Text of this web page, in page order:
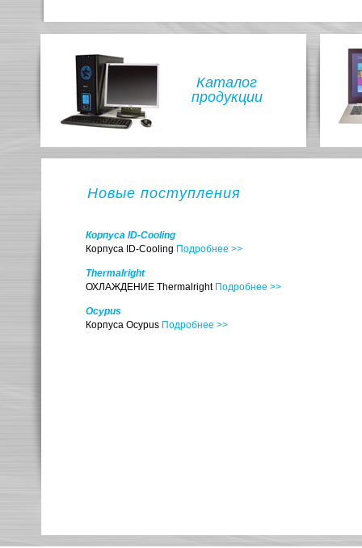
Каталог
продукции
Новые поступления
Корпуса ID-Cooling
Корпуса ID-Cooling Подробнее >>
Thermalright
ОХЛАЖДЕНИЕ Thermalright Подробнее >>
Ocypus
Корпуса Ocypus Подробнее >>